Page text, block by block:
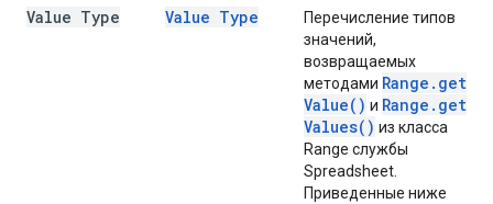
Value Type Value Type
Перечисление типов
значений,
возвращаемых
методами Range . get
Value( ) и Range . get
Values( ) из класса
Range службы
Spreadsheet.
Приведенные ниже